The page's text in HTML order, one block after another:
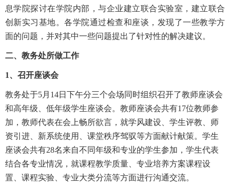
息学院探讨在学院内部，与企业建立联合实验室，建立联合
创新实习基地。各学院通过检查和座谈，发现了一些教学方
面的问题，并对其中一些问题提出了针对性的解决建议。
二、教务处所做工作
1、召开座谈会
教务处于5月14日下午分三个会场同时组织召开了教师座谈会
和高年级、低年级学生座谈会。教师座谈会共有17位教师参
加，教师代表在会上畅所欲言，就学风建设、学生评教、师
资引进、新系统使用、课堂秩序驾驭等方面献计献策。学生
座谈会共有28名来自不同年级和专业的学生参加，学生代表
结合各专业情况，就课程教学质量、专业培养方案课程设
置、课程实验、专业大类分流等方面进行沟通交流。